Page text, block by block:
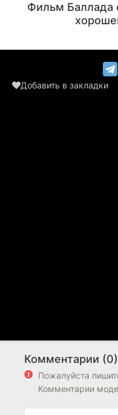
(деревенская жен...)
Фильм Баллада
Добавить в закладки
Комментарии (0)
Пожалуйста
Комментарии